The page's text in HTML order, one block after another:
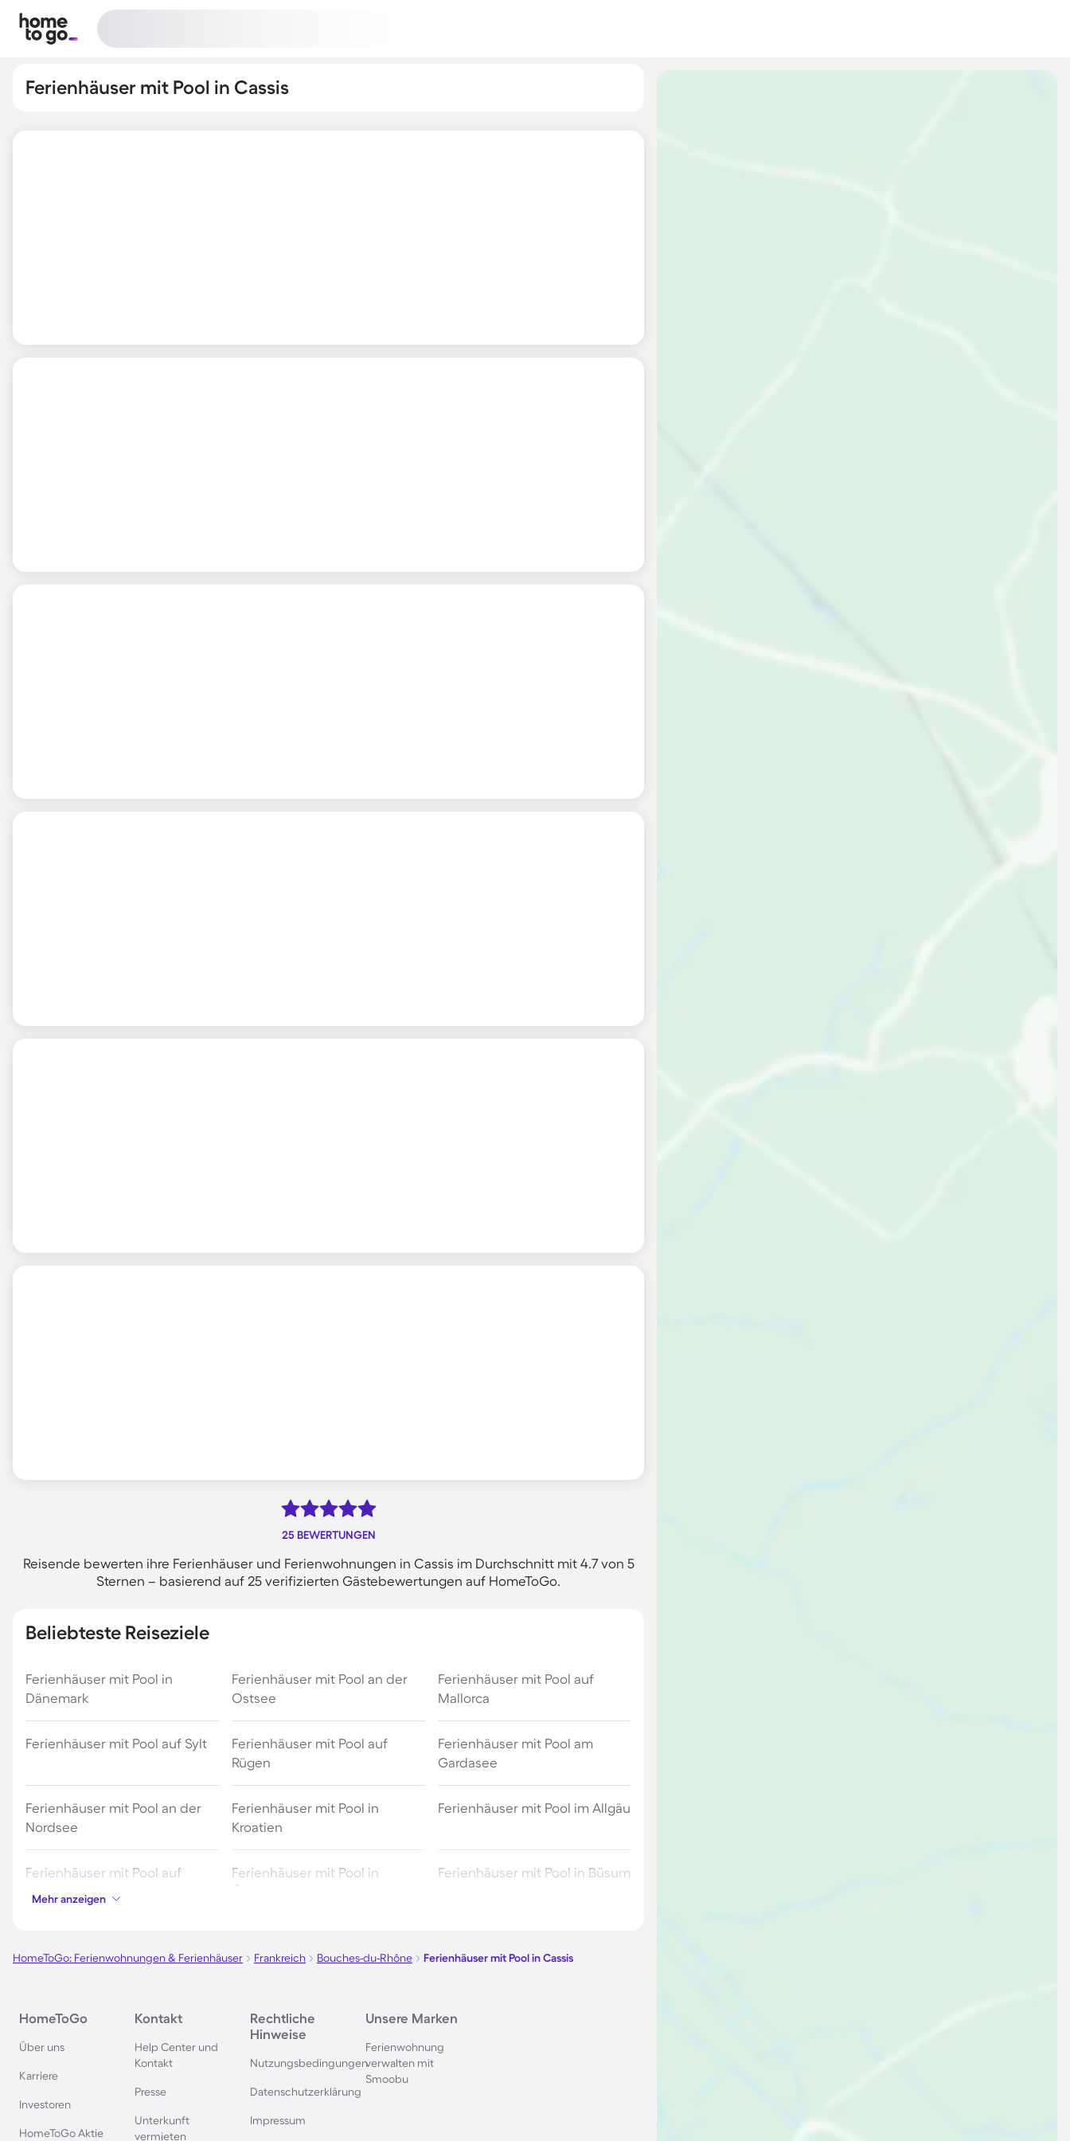
Ferienhäuser mit Pool in Cassis
25 BEWERTUNGEN
Reisende bewerten ihre Ferienhäuser und Ferienwohnungen in Cassis im Durchschnitt mit 4.7 von 5
Sternen – basierend auf 25 verifizierten Gästebewertungen auf HomeToGo.
Beliebteste Reiseziele
Ferienhäuser mit Pool in
Dänemark
Ferienhäuser mit Pool an der
Ostsee
Ferienhäuser mit Pool auf
Mallorca
Ferienhäuser mit Pool auf Sylt
Ferienhäuser mit Pool auf
Rügen
Ferienhäuser mit Pool am
Gardasee
Ferienhäuser mit Pool an der
Nordsee
Ferienhäuser mit Pool in
Kroatien
Ferienhäuser mit Pool im Allgäu
Ferienhäuser mit Pool auf
Fehmarn
Ferienhäuser mit Pool in
Österreich
Ferienhäuser mit Pool in Büsum
Norddeich
Comer See
Schwarzwald
Oberstdorf
Ferienhäuser mit Pool in
Grömitz
Ferienhäuser mit Pool in Italien
Ferienhäuser mit Pool in Ferienhäuser mit Pool in
Mehr anzeigen
HomeToGo: Ferienwohnungen & Ferienhäuser Frankreich Bouches-du-Rhône Ferienhäuser mit Pool in Cassis
HomeToGo
Über uns
Karriere
Investoren
HomeToGo Aktie
Kontakt
Help Center und
Kontakt
Presse
Unterkunft
vermieten
Rechtliche
Hinweise
Nutzungsbedingungen
Datenschutzerklärung
Impressum
Unsere Marken
Ferienwohnung
verwalten mit
Smoobu